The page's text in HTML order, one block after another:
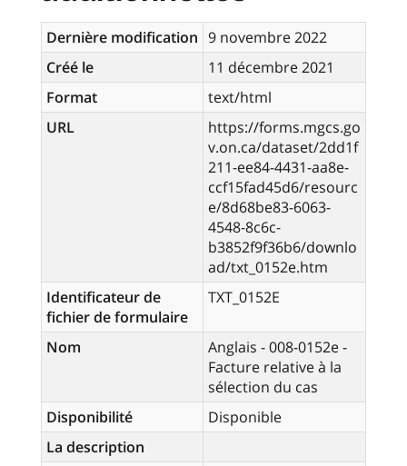
Dernière modification 9 novembre 2022
Créé le
11 décembre 2021
Format
text/html
URL
https://forms.mgcs.go
v.on.ca/dataset/2dd1f
211-ee84-4431-aa8e-
ccf15fad45d6/resourc
e/8d68be83-6063-
4548-8c6c-
b3852f9f36b6/downlo
ad/txt_0152e.htm
Identificateur de
fichier de formulaire
TXT_0152E
Nom
Anglais - 008-0152e -
Facture relative à la
sélection du cas
Disponibilité
Disponible
La description